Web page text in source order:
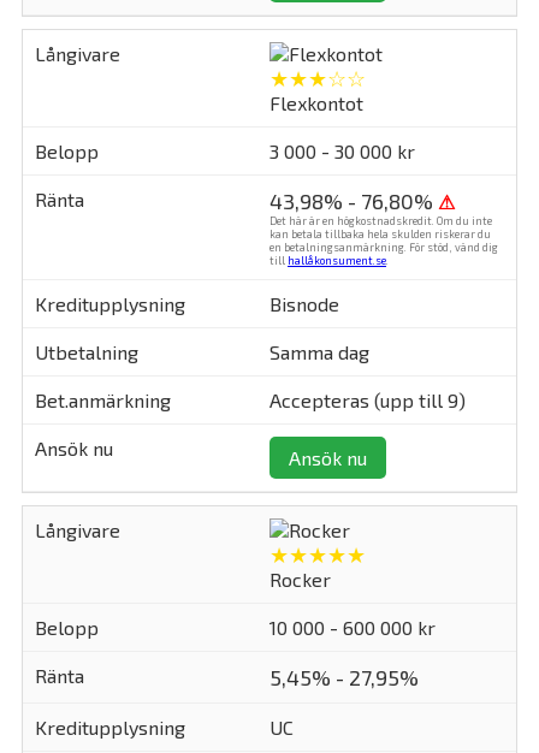
★★★☆☆
Flexkontot
3 000 - 30 000 kr
43,98% - 76,80% ⚠
Det här är en högkostnadskredit. Om du inte
kan betala tillbaka hela skulden riskerar du
en betalningsanmärkning. För stöd, vänd dig
till hallåkonsument.se
Bisnode
Samma dag
Accepteras (upp till 9)
Ansök nu
★★★★★
Rocker
10 000 - 600 000 kr
5,45% - 27,95%
UC